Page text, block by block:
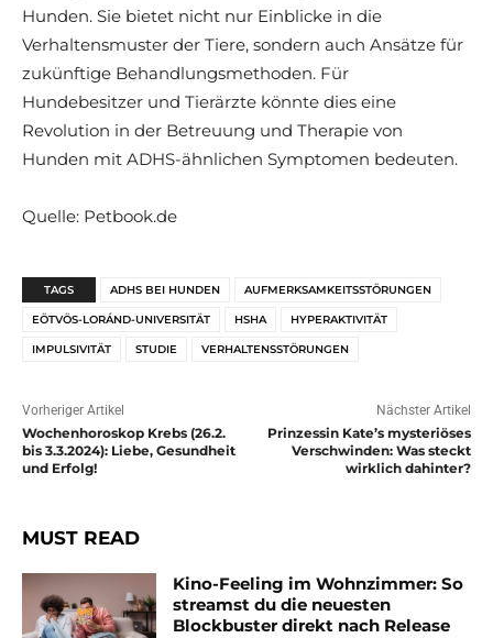
Hunden. Sie bietet nicht nur Einblicke in die
Verhaltensmuster der Tiere, sondern auch Ansätze für
zukünftige Behandlungsmethoden. Für
Hundebesitzer und Tierärzte könnte dies eine
Revolution in der Betreuung und Therapie von
Hunden mit ADHS-ähnlichen Symptomen bedeuten.
Quelle: Petbook.de
TAGS ADHS BEI HUNDEN AUFMERKSAMKEITSSTÖRUNGEN
EÖTVÖS-LORÁND-UNIVERSITÄT HSHA HYPERAKTIVITÄT
IMPULSIVITÄT STUDIE VERHALTENSSTÖRUNGEN
Vorheriger Artikel
Wochenhoroskop Krebs (26.2.
bis 3.3.2024): Liebe, Gesundheit
und Erfolg!
Nächster Artikel
Prinzessin Kate’s mysteriöses
Verschwinden: Was steckt
wirklich dahinter?
MUST READ
Kino-Feeling im Wohnzimmer: So
streamst du die neuesten
Blockbuster direkt nach Release